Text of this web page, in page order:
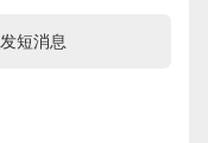
发短消息